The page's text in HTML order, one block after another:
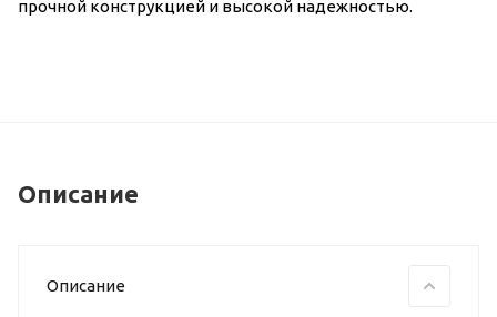
прочной конструкцией и высокой надежностью.
Описание
Описание